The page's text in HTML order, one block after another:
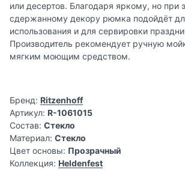
или десертов. Благодаря яркому, но при
сдержанному декору рюмка подойдёт
использования и для сервировки
Производитель рекомендует ручную
мягким моющим средством.
Бренд: Ritzenhoff
Артикул: R-1061015
Состав: Стекло
Материал: Стекло
Цвет основы: Прозрачный
Коллекция: Heldenfest